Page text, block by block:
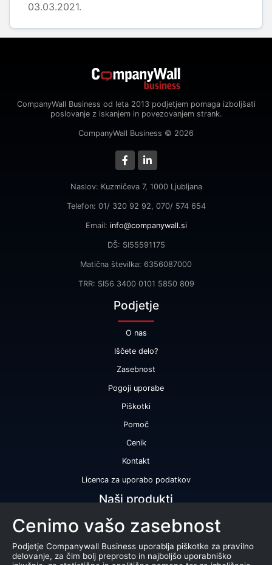
03.03.2021.
CompanyWall Business od leta 2013 podjetjem pomaga izboljšati
poslovanje z iskanjem in povezovanjem strank.
CompanyWall Business © 2026
Naslov: Kuzmičeva 7, 1000 Ljubljana
Telefon: 01/ 320 92 92, 070/ 574 654
Email: info@companywall.si
DŠ: SI55591175
Matična številka: 6356087000
TRR: SI56 3400 0101 5850 809
Podjetje
O nas
Iščete delo?
Zasebnost
Pogoji uporabe
Piškotki
Pomoč
Cenik
Kontakt
Licenca za uporabo podatkov
Naši produkti
Bonitetna ocena
Bonitetno poročilo
Certifikat bonitetne odličnosti
Cenimo vašo zasebnost
Podjetje Companywall Business uporablja piškotke za pravilno
delovanje, za čim bolj preprosto in najboljšo uporabniško